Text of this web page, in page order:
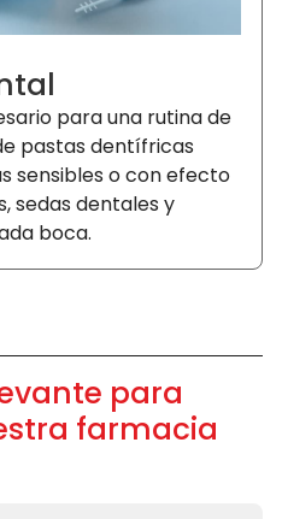
para una rutina de
pastas dentífricas
sensibles o con efecto
sedas dentales y
boca.
para
farmacia